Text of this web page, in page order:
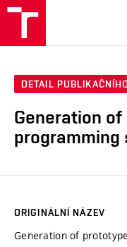
DETAIL
Generation
programming
ORIGINÁLNÍ NÁZEV
Generation of